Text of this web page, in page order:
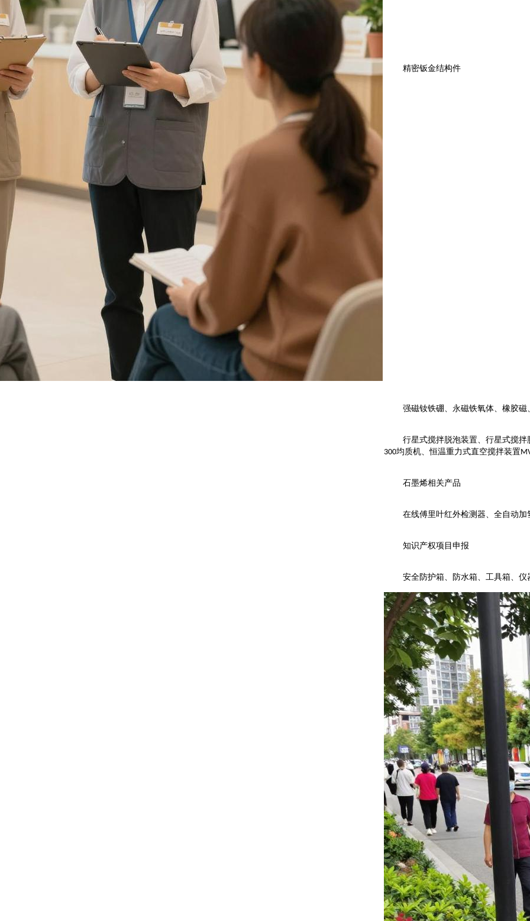
精密钣金结构件
强磁钕铁硼、永磁铁氧体、橡胶
行星式搅拌脱泡装置、行星式搅拌
300均质机、恒温重力式直空搅拌装置
石墨烯相关产品
在线傅里叶红外检测器、全自动加
知识产权项目申报
安全防护箱、防水箱、工具箱、